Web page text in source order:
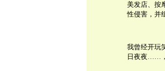
美发店、按
性侵害，并
我曾经开玩
日夜夜……